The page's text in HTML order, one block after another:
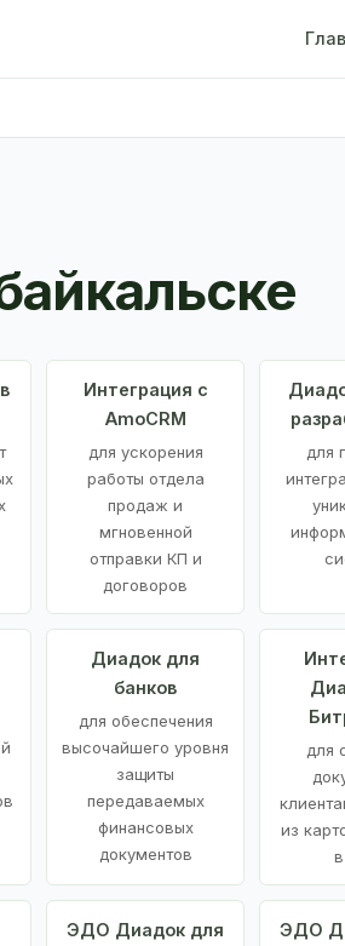
Интеграция с
AmoCRM
для ускорения
работы отдела
продаж и
мгновенной
отправки КП и
договоров
для
Диадок для
банков
для обеспечения
высочайшего уровня
защиты
передаваемых
финансовых
документов
для
из
ЭДО Диадок для
ЭДО